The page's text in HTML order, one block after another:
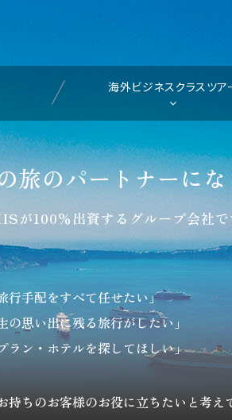
海外ビジネスクラスツア
旅のパートナーに
が100％出資するグループ会社で
行手配をすべて任せたい」
の思い出に残る旅行がしたい」
ラン・ホテルを探してほしい」
ちのお客様のお役に立ちたいと考え